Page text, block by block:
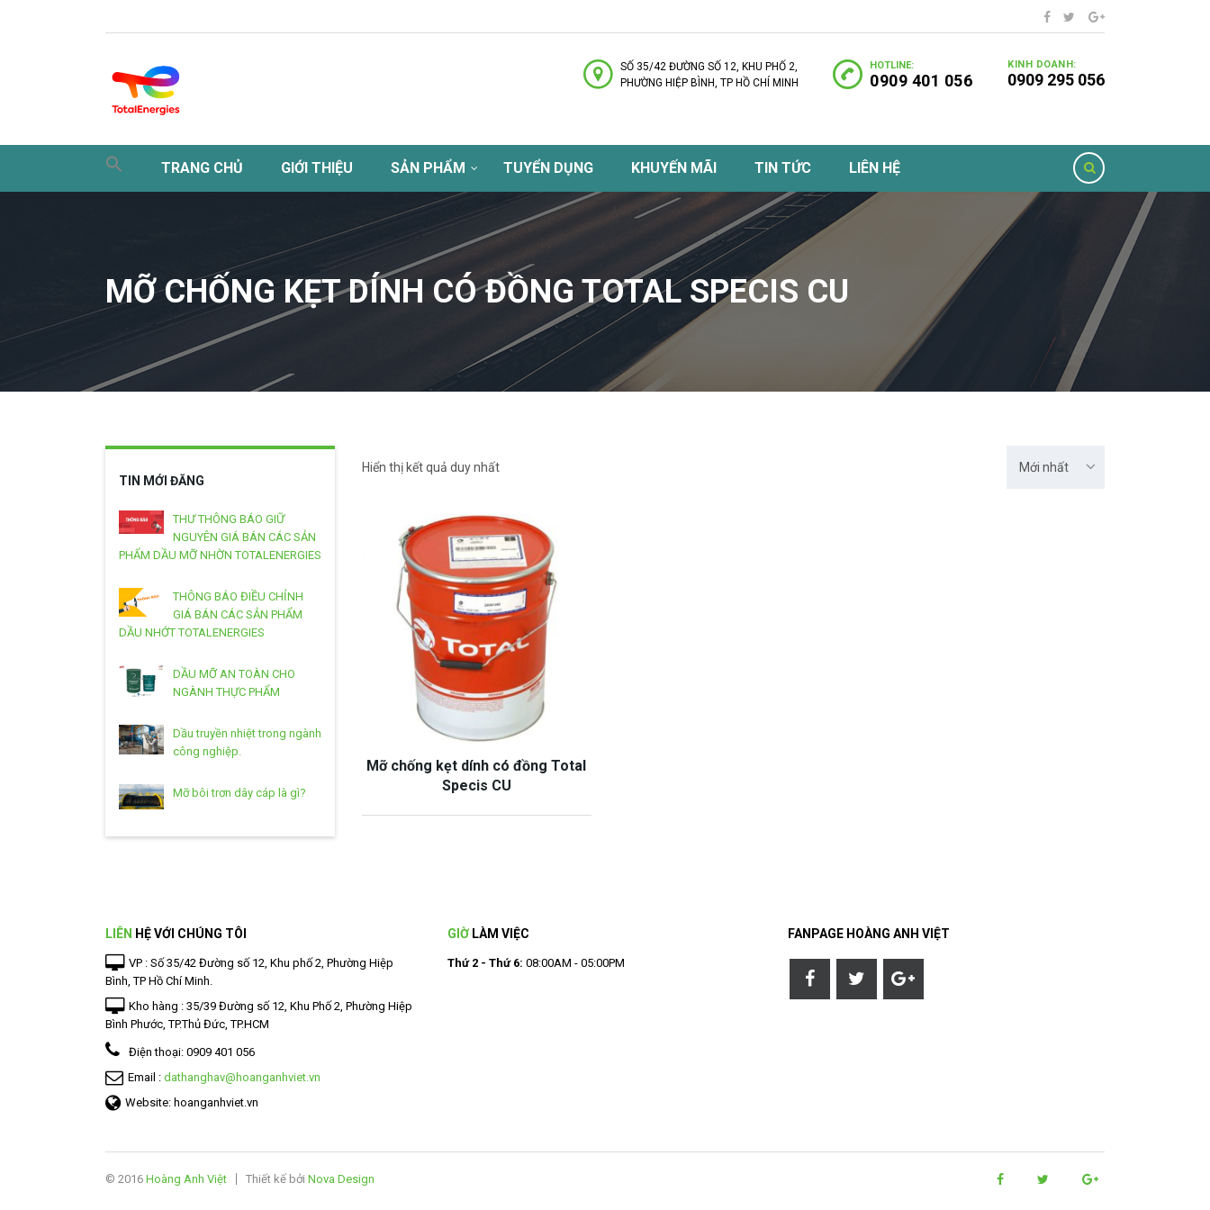
KINH DOANH:
0909 295 056
HOTLINE:
0909 401 056
SỐ 35/42 ĐƯỜNG SỐ 12, KHU PHỐ 2,
PHƯỜNG HIỆP BÌNH, TP HỒ CHÍ MINH
TRANG CHỦ GIỚI THIỆU SẢN PHẨM TUYỂN DỤNG KHUYẾN MÃI TIN TỨC LIÊN HỆ
MỠ CHỐNG KẸT DÍNH CÓ ĐỒNG TOTAL SPECIS CU
Hiển thị kết quả duy nhất Mới nhất
Mỡ chống kẹt dính có đồng Total
Specis CU
TIN MỚI ĐĂNG
THƯ THÔNG BÁO GIỮ
NGUYÊN GIÁ BÁN CÁC SẢN
PHẨM DẦU MỠ NHỜN TOTALENERGIES
THÔNG BÁO ĐIỀU CHỈNH
GIÁ BÁN CÁC SẢN PHẨM
DẦU NHỚT TOTALENERGIES
DẦU MỠ AN TOÀN CHO
NGÀNH THỰC PHẨM
Dầu truyền nhiệt trong ngành
công nghiệp.
Mỡ bôi trơn dây cáp là gì?
LIÊN HỆ VỚI CHÚNG TÔI
VP : Số 35/42 Đường số 12, Khu phố 2, Phường Hiệp
Bình, TP Hồ Chí Minh.
Kho hàng : 35/39 Đường số 12, Khu Phố 2, Phường Hiệp
Bình Phước, TP.Thủ Đức, TP.HCM
Điện thoại: 0909 401 056
Email : dathanghav@hoanganhviet.vn
Website: hoanganhviet.vn
GIỜLÀM VIỆC
Thứ 2 - Thứ 6: 08:00AM - 05:00PM
FANPAGE HOÀNG ANH VIỆT
© 2016 Hoàng Anh Việt Thiết kế bởi Nova Design